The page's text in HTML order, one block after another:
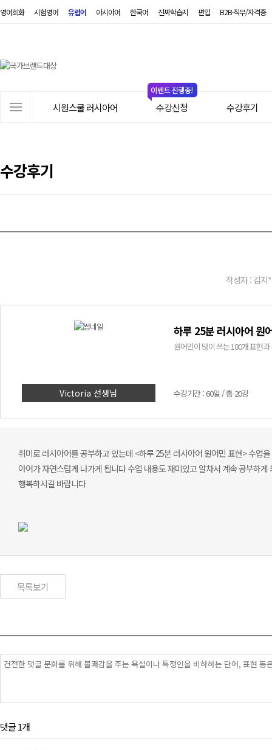
영어회화 시험영어 유럽어 아시아어 한국어 진짜학습지 편입 B2B·직무/자격증
시원스쿨 러시아어 수강신청 수강후기
수강후기
작성자 : 김지*
Victoria 선생님
하루 25분 러시아어 원
원어민이 많이 쓰는 180개 표현
수강기간 : 60일 / 총 20강
취미로 러시아어를 공부하고 있는데 <하루 25분 러시아어 원어민 표현> 수업
아어가 자연스럽게 나가게 됩니다 수업 내용도 재미있고 알차서 계속 공부하
행복하시길 바랍니다
목록보기
댓글 1개